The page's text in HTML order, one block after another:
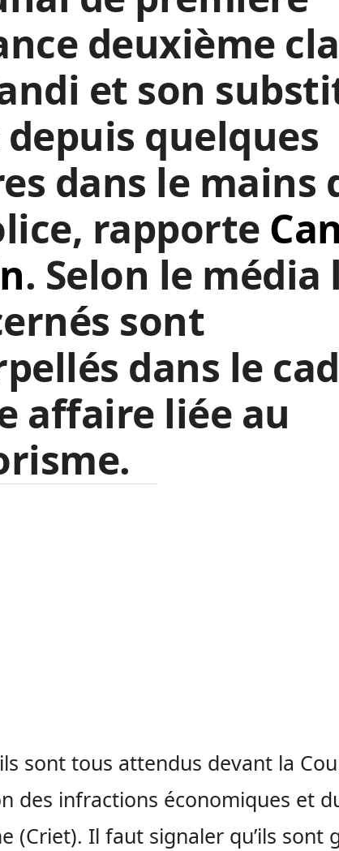
deuxième
et son
quelques
dans le mains
rapporte
. Selon le média
sont
dans le
affaire liée au
sont tous attendus devant la
des infractions économiques et
(Criet). Il faut signaler qu’ils sont